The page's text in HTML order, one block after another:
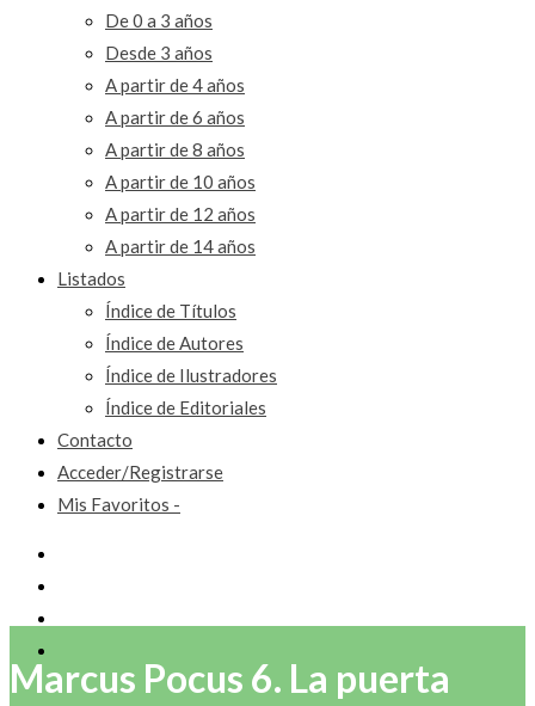
De 0 a 3 años
Desde 3 años
A partir de 4 años
A partir de 6 años
A partir de 8 años
A partir de 10 años
A partir de 12 años
A partir de 14 años
Listados
Índice de Títulos
Índice de Autores
Índice de Ilustradores
Índice de Editoriales
Contacto
Acceder/Registrarse
Mis Favoritos -
Marcus Pocus 6. La puerta